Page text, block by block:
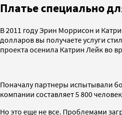
Платье специально
В 2011 году Эрин Моррисон и
долларов вы получаете услуги
проекта осенила Катрин Лейк во
Поначалу партнеры испытывали
компании составляет 5 800
Но это еще не все. Проблемами